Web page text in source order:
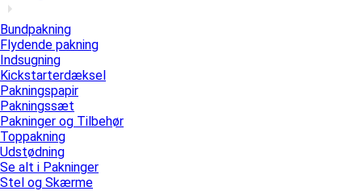
Bundpakning
Flydende pakning
Indsugning
Kickstarterdæksel
Pakningspapir
Pakningssæt
Pakninger og Tilbehør
Toppakning
Udstødning
Se alt i Pakninger
Stel og Skærme